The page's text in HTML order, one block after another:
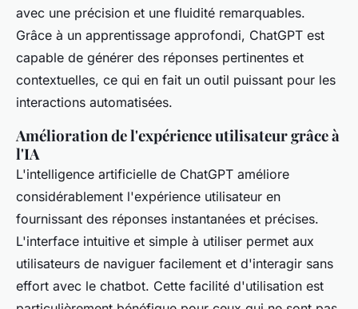
avec une précision et une fluidité remarquables.
Grâce à un apprentissage approfondi, ChatGPT est
capable de générer des réponses pertinentes et
contextuelles, ce qui en fait un outil puissant pour les
interactions automatisées.
Amélioration de l'expérience utilisateur grâce à
l'IA
L'intelligence artificielle de ChatGPT améliore
considérablement l'expérience utilisateur en
fournissant des réponses instantanées et précises.
L'interface intuitive et simple à utiliser permet aux
utilisateurs de naviguer facilement et d'interagir sans
effort avec le chatbot. Cette facilité d'utilisation est